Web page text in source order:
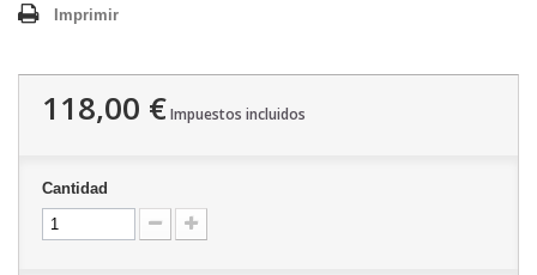
Imprimir
118,00 €Impuestos incluidos
Cantidad